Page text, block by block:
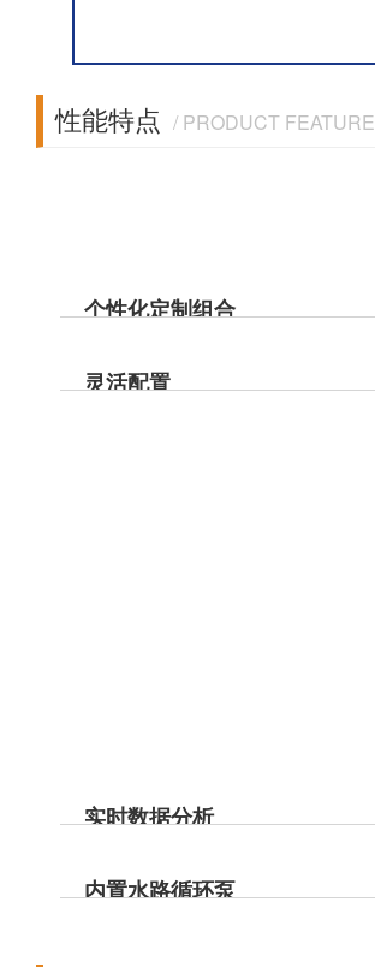
性能特点 / PRODUCT FEATURE
个性化定制组合
参数个性化定制组
灵活配置
实时数据分析
引流一体化系统集
内置水路循环泵